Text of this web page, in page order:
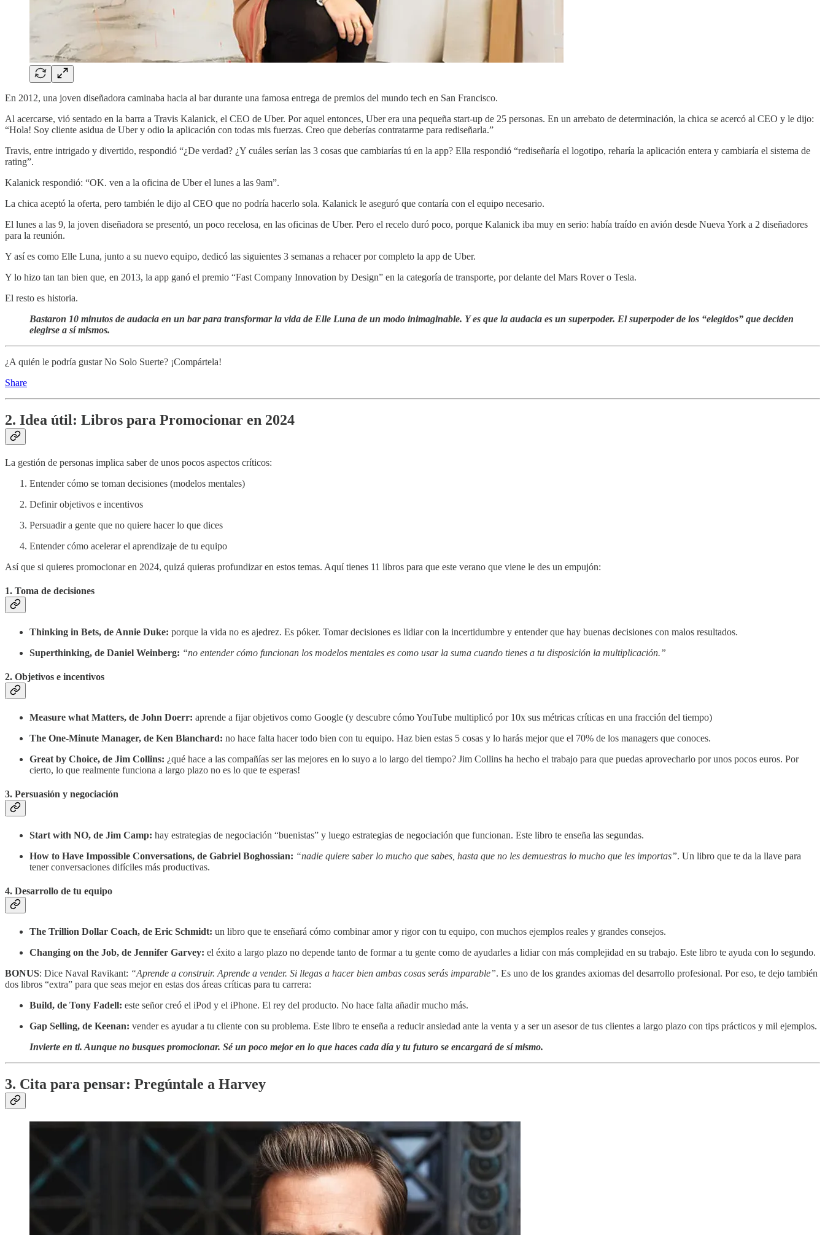
En 2012, una joven diseñadora caminaba hacia al bar durante una famosa entrega de premios del mundo tech en San Francisco.
Al acercarse, vió sentado en la barra a Travis Kalanick, el CEO de Uber. Por aquel entonces, Uber era una pequeña start-up de 25 personas. En un arrebato de determinación, la chica se acercó al CEO y le dijo:
“Hola! Soy cliente asidua de Uber y odio la aplicación con todas mis fuerzas. Creo que deberías contratarme para rediseñarla.”
Travis, entre intrigado y divertido, respondió “¿De verdad? ¿Y cuáles serían las 3 cosas que cambiarías tú en la app? Ella respondió “rediseñaría el logotipo, reharía la aplicación entera y cambiaría el sistema de
rating”.
Kalanick respondió: “OK. ven a la oficina de Uber el lunes a las 9am”.
La chica aceptó la oferta, pero también le dijo al CEO que no podría hacerlo sola. Kalanick le aseguró que contaría con el equipo necesario.
El lunes a las 9, la joven diseñadora se presentó, un poco recelosa, en las oficinas de Uber. Pero el recelo duró poco, porque Kalanick iba muy en serio: había traído en avión desde Nueva York a 2 diseñadores
para la reunión.
Y así es como Elle Luna, junto a su nuevo equipo, dedicó las siguientes 3 semanas a rehacer por completo la app de Uber.
Y lo hizo tan tan bien que, en 2013, la app ganó el premio “Fast Company Innovation by Design” en la categoría de transporte, por delante del Mars Rover o Tesla.
El resto es historia.
Bastaron 10 minutos de audacia en un bar para transformar la vida de Elle Luna de un modo inimaginable. Y es que la audacia es un superpoder. El superpoder de los “elegidos” que deciden
elegirse a sí mismos.
¿A quién le podría gustar No Solo Suerte? ¡Compártela!
Share
2. Idea útil: Libros para Promocionar en 2024
La gestión de personas implica saber de unos pocos aspectos críticos:
Entender cómo se toman decisiones (modelos mentales)
Definir objetivos e incentivos
Persuadir a gente que no quiere hacer lo que dices
Entender cómo acelerar el aprendizaje de tu equipo
Así que si quieres promocionar en 2024, quizá quieras profundizar en estos temas. Aquí tienes 11 libros para que este verano que viene le des un empujón:
1. Toma de decisiones
Thinking in Bets, de Annie Duke: porque la vida no es ajedrez. Es póker. Tomar decisiones es lidiar con la incertidumbre y entender que hay buenas decisiones con malos resultados.
Superthinking, de Daniel Weinberg: “no entender cómo funcionan los modelos mentales es como usar la suma cuando tienes a tu disposición la multiplicación.”
2. Objetivos e incentivos
Measure what Matters, de John Doerr: aprende a fijar objetivos como Google (y descubre cómo YouTube multiplicó por 10x sus métricas críticas en una fracción del tiempo)
The One-Minute Manager, de Ken Blanchard: no hace falta hacer todo bien con tu equipo. Haz bien estas 5 cosas y lo harás mejor que el 70% de los managers que conoces.
Great by Choice, de Jim Collins: ¿qué hace a las compañías ser las mejores en lo suyo a lo largo del tiempo? Jim Collins ha hecho el trabajo para que puedas aprovecharlo por unos pocos euros. Por
cierto, lo que realmente funciona a largo plazo no es lo que te esperas!
3. Persuasión y negociación
Start with NO, de Jim Camp: hay estrategias de negociación “buenistas” y luego estrategias de negociación que funcionan. Este libro te enseña las segundas.
How to Have Impossible Conversations, de Gabriel Boghossian: “nadie quiere saber lo mucho que sabes, hasta que no les demuestras lo mucho que les importas”. Un libro que te da la llave para
tener conversaciones difíciles más productivas.
4. Desarrollo de tu equipo
The Trillion Dollar Coach, de Eric Schmidt: un libro que te enseñará cómo combinar amor y rigor con tu equipo, con muchos ejemplos reales y grandes consejos.
Changing on the Job, de Jennifer Garvey: el éxito a largo plazo no depende tanto de formar a tu gente como de ayudarles a lidiar con más complejidad en su trabajo. Este libro te ayuda con lo segundo.
BONUS: Dice Naval Ravikant: “Aprende a construir. Aprende a vender. Si llegas a hacer bien ambas cosas serás imparable”. Es uno de los grandes axiomas del desarrollo profesional. Por eso, te dejo también
dos libros “extra” para que seas mejor en estas dos áreas críticas para tu carrera:
Build, de Tony Fadell: este señor creó el iPod y el iPhone. El rey del producto. No hace falta añadir mucho más.
Gap Selling, de Keenan: vender es ayudar a tu cliente con su problema. Este libro te enseña a reducir ansiedad ante la venta y a ser un asesor de tus clientes a largo plazo con tips prácticos y mil ejemplos.
Invierte en ti. Aunque no busques promocionar. Sé un poco mejor en lo que haces cada día y tu futuro se encargará de sí mismo.
3. Cita para pensar: Pregúntale a Harvey